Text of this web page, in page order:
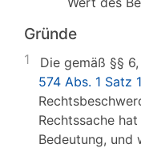
Gründe
1 Die gemäß §§ 6,
574 Abs. 1 Satz
Rechtssache
Bedeutung, und